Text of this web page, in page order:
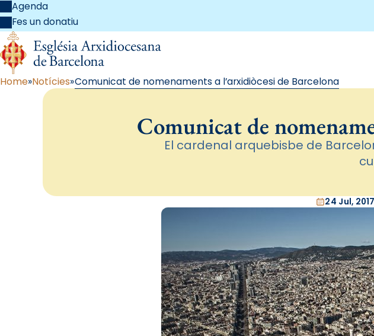
Agenda
Fes un donatiu
Home Notícies Comunicat de nomenaments a l’arxidiòcesi de Barcelona
Comunicat de
El cardenal arquebisbe de
24 Jul, 2017